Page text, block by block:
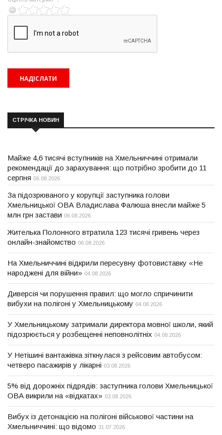
СТРІЧКА НОВИН
Майже 4,6 тисячі вступників на Хмельниччині отримали
рекомендації до зарахування: що потрібно зробити до 11
серпня 06.08.2026
За підозрюваного у корупції заступника голови
Хмельницької ОВА Владислава Фалюша внесли майже 5
млн грн застави 06.08.2026
Жителька Полонного втратила 123 тисячі гривень через
онлайн-знайомство 06.08.2026
На Хмельниччині відкрили пересувну фотовиставку «Не
народжені для війни» 04.08.2026
Диверсія чи порушення правил: що могло спричинити
вибухи на полігоні у Хмельницькому 04.08.2026
У Хмельницькому затримали директора мовної школи, який
підозрюється у розбещенні неповнолітніх 04.08.2026
У Нетішині вантажівка зіткнулася з рейсовим автобусом:
четверо пасажирів у лікарні 03.08.2026
5% від дорожніх підрядів: заступника голови Хмельницької
ОВА викрили на «відкатах» 03.08.2026
Вибух із детонацією на полігоні військової частини на
Хмельниччині: що відомо 31.07.2026